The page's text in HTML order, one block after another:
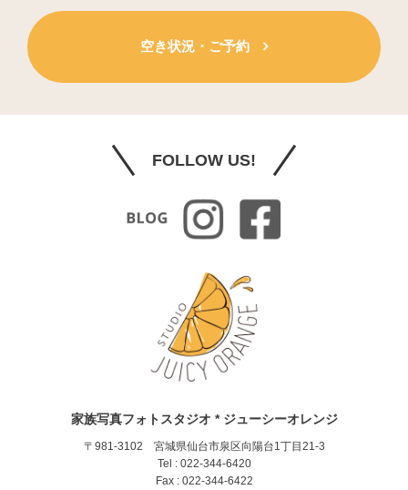
空き状況・ご予約
FOLLOW US!
家族写真フォトスタジオ * ジューシーオレンジ
〒981-3102 宮城県仙台市泉区向陽台1丁目21-3
Tel : 022-344-6420
Fax : 022-344-6422